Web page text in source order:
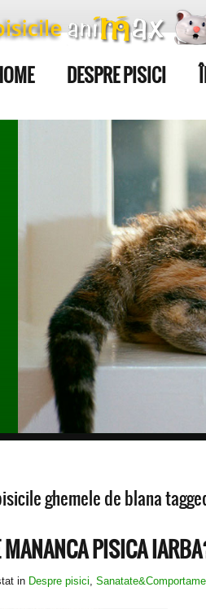
DESPRE PISICI
ghemele de blana
MANANCA PISICA
in Despre pisici,